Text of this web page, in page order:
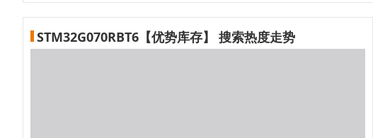
STM32G070RBT6【优势库存】 搜索热度走势